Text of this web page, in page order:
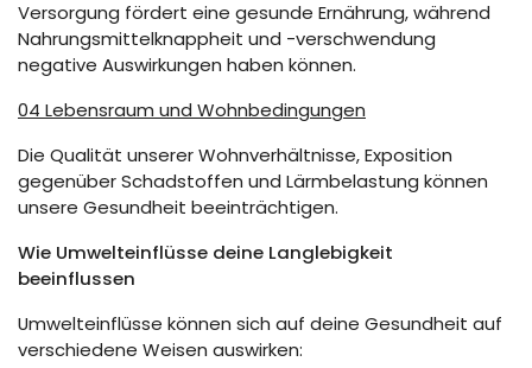
Versorgung fördert eine gesunde Ernährung, während
Nahrungsmittelknappheit und -verschwendung
negative Auswirkungen haben können.
04 Lebensraum und Wohnbedingungen
Die Qualität unserer Wohnverhältnisse, Exposition
gegenüber Schadstoffen und Lärmbelastung können
unsere Gesundheit beeinträchtigen.
Wie Umwelteinflüsse deine Langlebigkeit
beeinflussen
Umwelteinflüsse können sich auf deine Gesundheit auf
verschiedene Weisen auswirken: